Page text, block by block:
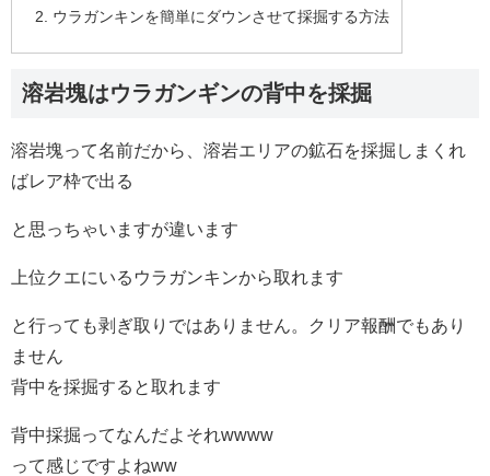
ウラガンキンを簡単にダウンさせて採掘する方法
溶岩塊はウラガンギンの背中を採掘
溶岩塊って名前だから、溶岩エリアの鉱石を採掘しまくれ
ばレア枠で出る
と思っちゃいますが違います
上位クエにいるウラガンキンから取れます
と行っても剥ぎ取りではありません。クリア報酬でもあり
ません
背中を採掘すると取れます
背中採掘ってなんだよそれwwww
って感じですよねww